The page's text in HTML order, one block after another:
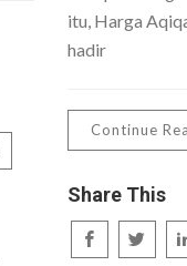
itu, Harga
hadir
Continue
Share This